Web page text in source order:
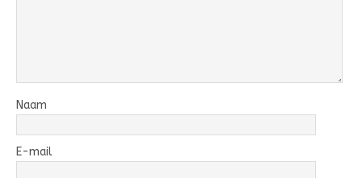
Naam
E-mail